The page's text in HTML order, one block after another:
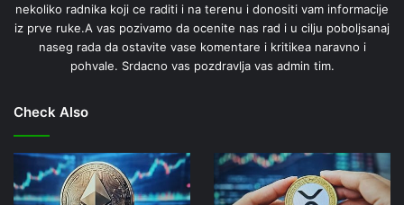
nekoliko radnika koji ce raditi i na terenu i donositi vam informacije
iz prve ruke.A vas pozivamo da ocenite nas rad i u cilju poboljsanaj
naseg rada da ostavite vase komentare i kritikea naravno i
pohvale. Srdacno vas pozdravlja vas admin tim.
Check Also